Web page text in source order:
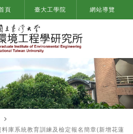
頁 臺大工學院 網站導覽
navigate_next
料庫系統教育訓練及檢定報名簡章(新增花蓮